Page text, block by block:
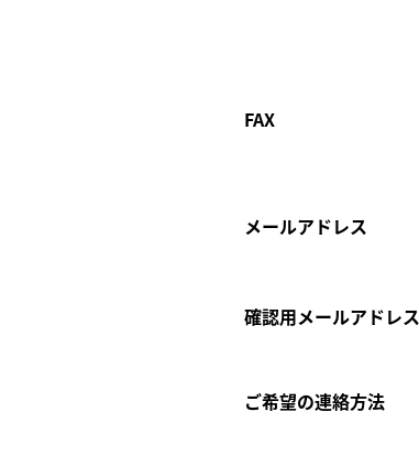
FAX
メールアドレス
確認用メールアドレス
ご希望の連絡方法